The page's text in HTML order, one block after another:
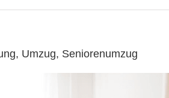
Umzug, Seniorenumzug